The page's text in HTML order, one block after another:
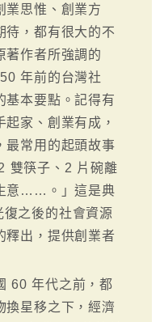
業思惟、創業方
待，都有很大的不
著作者所強調的
年前的台灣社
基本要點。記得有
家、創業有成，
最常用的起頭故事
雙筷子、2 片碗離
意……。」這是典
之後的社會資源
釋出，提供創業者
60 年代之前，都
換星移之下，經濟